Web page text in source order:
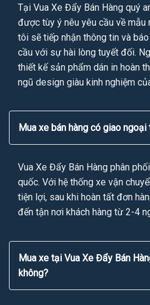
Tại Vua Xe Đẩy Bán Hàng quý
được tùy ý nêu yêu cầu về mẫu
tôi sẽ tiếp nhận thông tin và
cầu với sự hài lòng tuyết đối.
thiết kế sản phẩm dán in hoàn
ngũ design giàu kinh nghiệm
Mua xe bán hàng có giao ngoại
Vua Xe Đẩy Bán Hàng phân
quốc. Với hệ thống xe vận
tiện lợi, sau khi hoàn tất đơn
đến tận nơi khách hàng từ 2-4
Mua xe tại Vua Xe Đẩy Bán
không?